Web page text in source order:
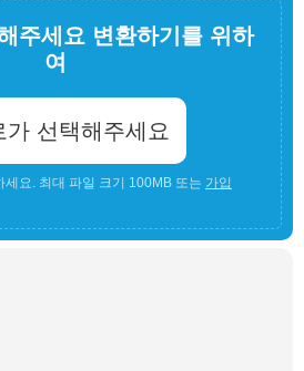
주세요 변환하기를 위하
여
가 선택해주세요
세요. 최대 파일 크기 100MB 또는 가입